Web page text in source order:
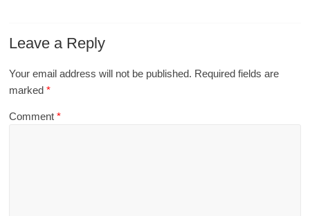
Leave a Reply
Your email address will not be published. Required fields are
marked*
Comment*